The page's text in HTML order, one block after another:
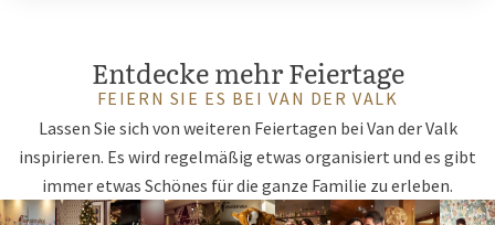
Entdecke mehr Feiertage
FEIERN SIE ES BEI VAN DER VALK
Lassen Sie sich von weiteren Feiertagen bei Van der Valk
inspirieren. Es wird regelmäßig etwas organisiert und es gibt
immer etwas Schönes für die ganze Familie zu erleben.
SanktWeihnachten
SilvesterValentinstag
OsternMuttertag